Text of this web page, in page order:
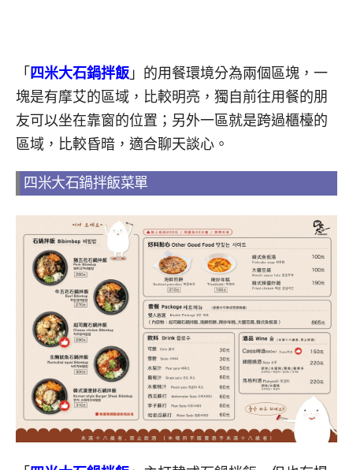
「 四米大石鍋拌飯 」的用餐環境分為兩個區塊，一
塊是有摩艾的區域，比較明亮，獨自前往用餐的朋
友可以坐在靠窗的位置；另外一區就是跨過櫃檯的
區域，比較昏暗，適合聊天談心。
四米大石鍋拌飯菜單